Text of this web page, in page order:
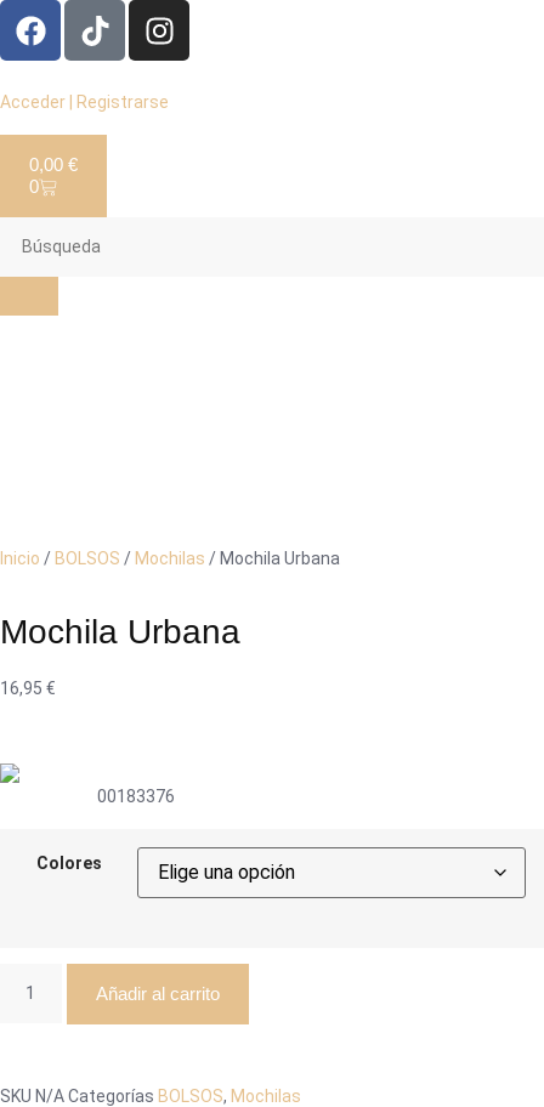
Acceder | Registrarse
0,00 €
0
Inicio / BOLSOS / Mochilas / Mochila Urbana
Mochila Urbana
16,95 €
00183376
Colores
Añadir al carrito
SKU N/ACategorías BOLSOS, Mochilas